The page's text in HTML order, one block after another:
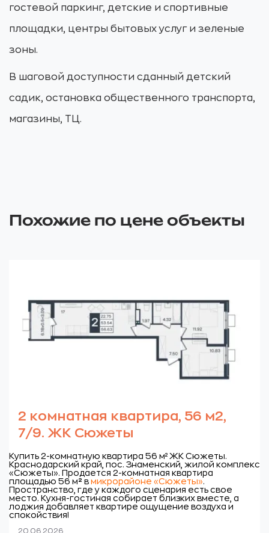
гостевой паркинг, детские и спортивные
площадки, центры бытовых услуг и зеленые
зоны.
В шаговой доступности сданный детский
садик, остановка общественного транспорта,
магазины, ТЦ.
Похожие по цене объекты
2 комнатная квартира, 56 м2,
7/9. ЖК Сюжеты
Купить 2-комнатную квартира 56 м² ЖК Сюжеты.
Краснодарский край, пос. Знаменский, жилой комплекс
«Сюжеты». Продается 2-комнатная квартира
площадью 56 м² в микрорайоне «Сюжеты».
Пространство, где у каждого сценария есть свое
место. Кухня-гостиная собирает близких вместе, а
лоджия добавляет квартире ощущение воздуха и
спокойствия!
20.06.2026